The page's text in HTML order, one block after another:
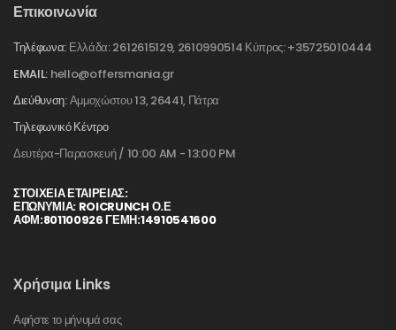
Επικοινωνία
Τηλέφωνα: Ελλάδα: 2612615129, 2610990514 Κύπρος: +35725010444
EMAIL: hello@offersmania.gr
Διεύθυνση:Αμμοχώστου 13, 26441, Πάτρα
Τηλεφωνικό Κέντρο
Δευτέρα-Παρασκευή / 10:00 AM - 13:00 PM
ΣΤΟΙΧΕΊΑ ΕΤΑΙΡΕΊΑΣ:
ΕΠΩΝΥΜΙΑ: ROICRUNCH Ο.Ε
ΑΦΜ:801100926 ΓΕΜΗ:14910541600
Χρήσιμα Links
Αφήστε το μήνυμά σας